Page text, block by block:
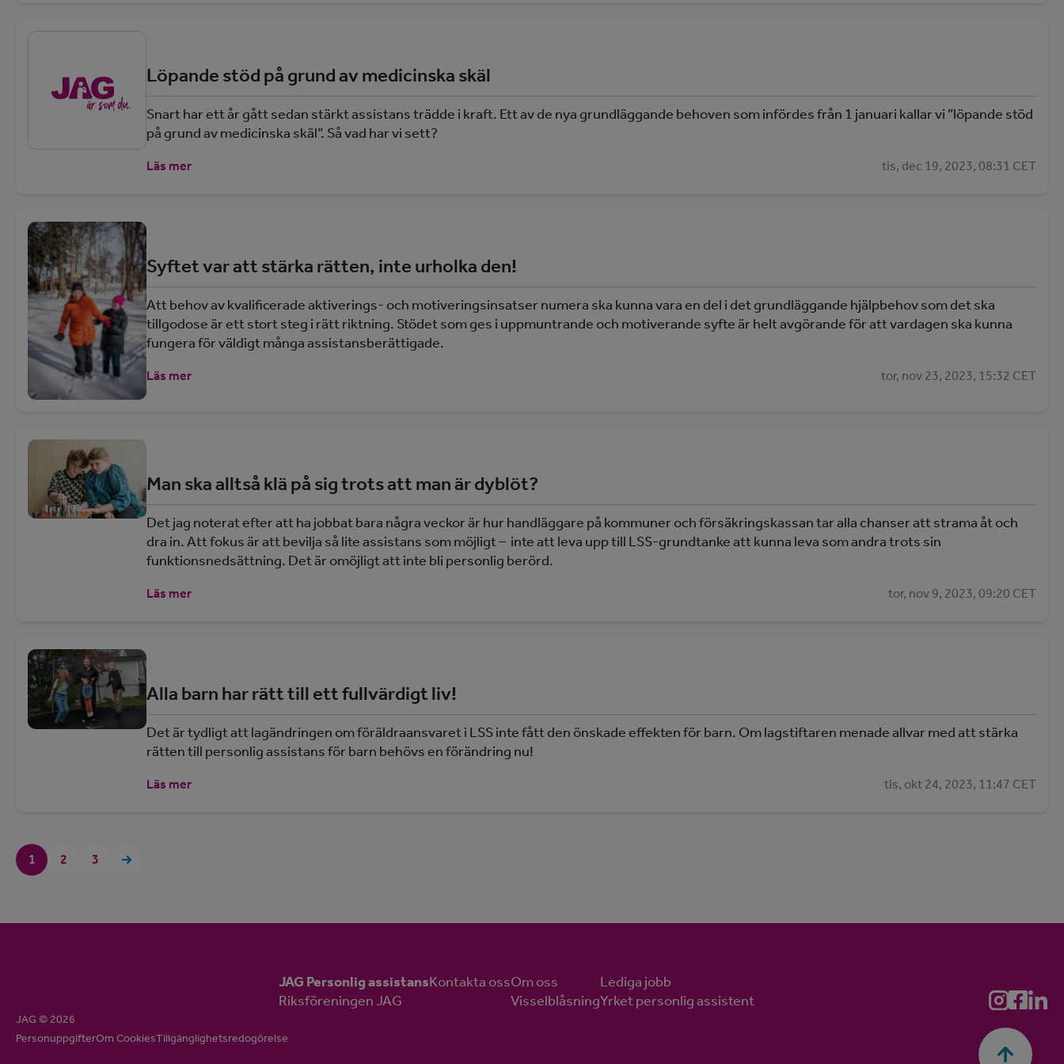
Löpande stöd på grund av medicinska skäl
Snart har ett år gått sedan stärkt assistans trädde i kraft. Ett av de nya grundläggande behoven som infördes från 1 januari kallar vi ”löpande stöd
på grund av medicinska skäl”. Så vad har vi sett?
Läs mer tis, dec 19, 2023, 08:31 CET
Syftet var att stärka rätten, inte urholka den!
Att behov av kvalificerade aktiverings- och motiveringsinsatser numera ska kunna vara en del i det grundläggande hjälpbehov som det ska
tillgodose är ett stort steg i rätt riktning. Stödet som ges i uppmuntrande och motiverande syfte är helt avgörande för att vardagen ska kunna
fungera för väldigt många assistansberättigade.
Läs mer tor, nov 23, 2023, 15:32 CET
Man ska alltså klä på sig trots att man är dyblöt?
Det jag noterat efter att ha jobbat bara några veckor är hur handläggare på kommuner och försäkringskassan tar alla chanser att strama åt och
dra in. Att fokus är att bevilja så lite assistans som möjligt – inte att leva upp till LSS-grundtanke att kunna leva som andra trots sin
funktionsnedsättning. Det är omöjligt att inte bli personlig berörd.
Läs mer tor, nov 9, 2023, 09:20 CET
Alla barn har rätt till ett fullvärdigt liv!
Det är tydligt att lagändringen om föräldraansvaret i LSS inte fått den önskade effekten för barn. Om lagstiftaren menade allvar med att stärka
rätten till personlig assistans för barn behövs en förändring nu!
Läs mer tis, okt 24, 2023, 11:47 CET
1 2 3
JAG Personlig assistans
Riksföreningen JAG
Kontakta ossOm oss
Visselblåsning
Lediga jobb
Yrket personlig assistent
JAG © 2026
PersonuppgifterOm CookiesTillgänglighetsredogörelse